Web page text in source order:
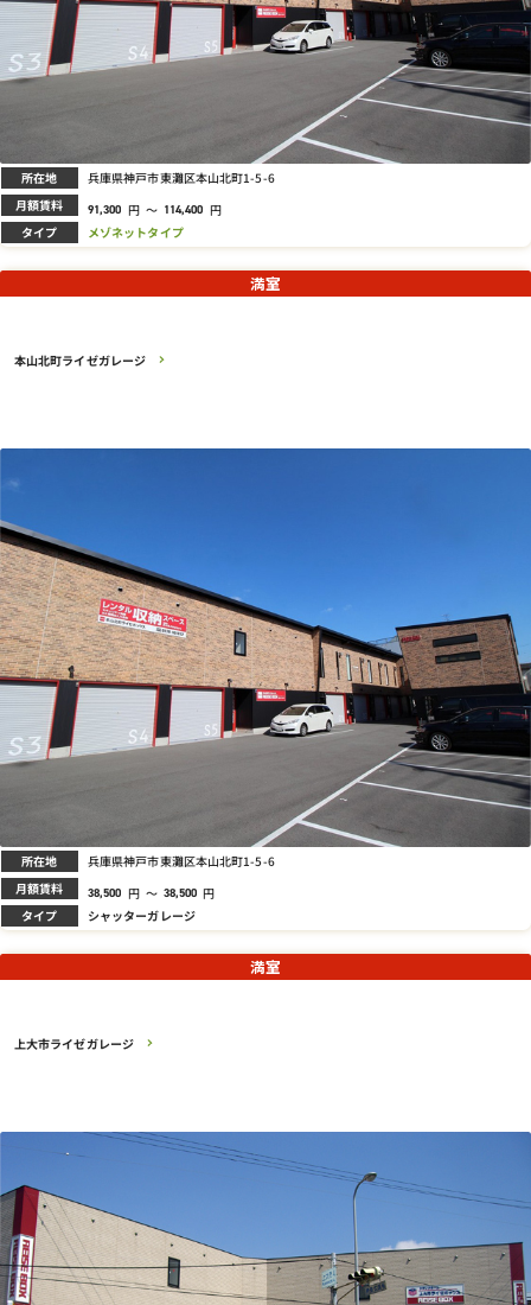
所在地 兵庫県神戸市東灘区本山北町1-5-6
月額賃料 91,300 円 ～ 114,400 円
タイプ メゾネットタイプ
本山北町ライゼガレージ
満室
所在地 兵庫県神戸市東灘区本山北町1-5-6
月額賃料 38,500 円 ～ 38,500 円
タイプ シャッターガレージ
上大市ライゼガレージ
満室